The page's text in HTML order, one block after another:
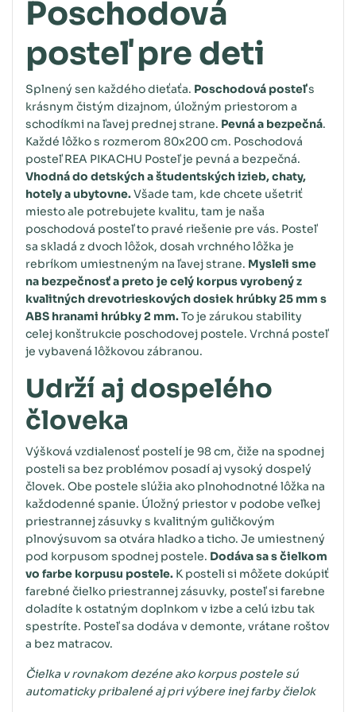
Poschodová
posteľ pre deti
Splnený sen každého dieťaťa. Poschodová posteľs
krásnym čistým dizajnom, úložným priestorom a
schodíkmi na ľavej prednej strane. Pevná a bezpečná.
Každé lôžko s rozmerom 80x200 cm. Poschodová
posteľ REA PIKACHU Posteľ je pevná a bezpečná.
Vhodná do detských a študentských izieb, chaty,
hotely a ubytovne.Všade tam, kde chcete ušetriť
miesto ale potrebujete kvalitu, tam je naša
poschodová posteľ to pravé riešenie pre vás. Posteľ
sa skladá z dvoch lôžok, dosah vrchného lôžka je
rebríkom umiestneným na ľavej strane. Mysleli sme
na bezpečnosť a preto je celý korpus vyrobený z
kvalitných drevotrieskových dosiek hrúbky 25 mm s
ABS hranami hrúbky 2 mm.To je zárukou stability
celej konštrukcie poschodovej postele. Vrchná posteľ
je vybavená lôžkovou zábranou.
Udrží aj dospelého
človeka
Výšková vzdialenosť postelí je 98 cm, čiže na spodnej
posteli sa bez problémov posadí aj vysoký dospelý
človek. Obe postele slúžia ako plnohodnotné lôžka na
každodenné spanie. Úložný priestor v podobe veľkej
priestrannej zásuvky s kvalitným guličkovým
plnovýsuvom sa otvára hladko a ticho. Je umiestnený
pod korpusom spodnej postele. Dodáva sa s čielkom
vo farbe korpusu postele. K posteli si môžete dokúpiť
farebné čielko priestrannej zásuvky, posteľ si farebne
doladíte k ostatným doplnkom v izbe a celú izbu tak
spestríte. Posteľ sa dodáva v demonte, vrátane roštov
a bez matracov.
Čielka v rovnakom dezéne ako korpus postele sú
automaticky pribalené aj pri výbere inej farby čielok